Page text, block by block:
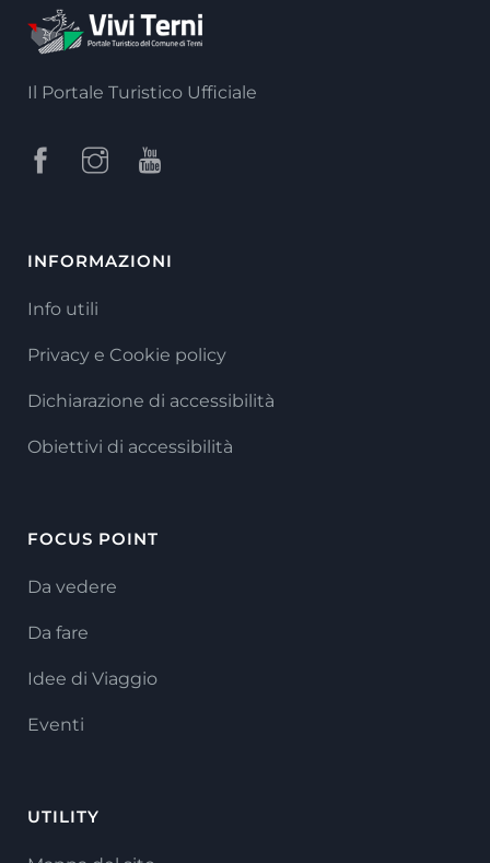
Il Portale Turistico Ufficiale
INFORMAZIONI
Info utili
Privacy e Cookie policy
Dichiarazione di accessibilità
Obiettivi di accessibilità
FOCUS POINT
Da vedere
Da fare
Idee di Viaggio
Eventi
UTILITY